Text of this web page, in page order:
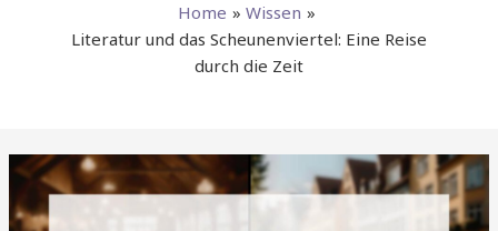
Home
Wissen
Literatur und das Scheunenviertel: Eine Reise
durch die Zeit